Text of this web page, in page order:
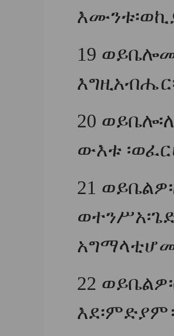
19
20
ውእቱ
21
22